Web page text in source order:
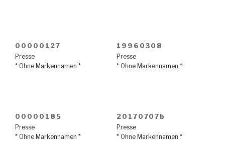
00000127
Presse
* Ohne Markennamen *
19960308
Presse
* Ohne Markennamen *
00000185
Presse
* Ohne Markennamen *
20170707b
Presse
* Ohne Markennamen *